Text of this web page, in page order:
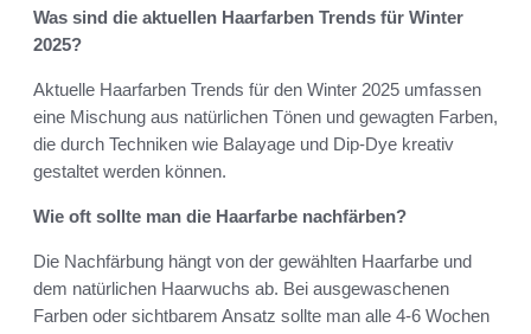
Was sind die aktuellen Haarfarben Trends für Winter
2025?
Aktuelle Haarfarben Trends für den Winter 2025 umfassen
eine Mischung aus natürlichen Tönen und gewagten Farben,
die durch Techniken wie Balayage und Dip-Dye kreativ
gestaltet werden können.
Wie oft sollte man die Haarfarbe nachfärben?
Die Nachfärbung hängt von der gewählten Haarfarbe und
dem natürlichen Haarwuchs ab. Bei ausgewaschenen
Farben oder sichtbarem Ansatz sollte man alle 4-6 Wochen